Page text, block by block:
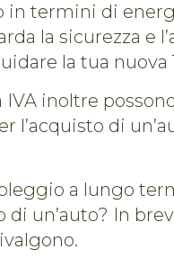
in termini di
la sicurezza e
la tua nuova
inoltre
l’acquisto di
a lungo
di un’auto? In